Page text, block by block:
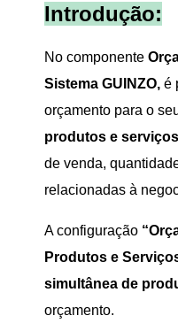
Introdução:
No componente
Sistema GUINZO, é
orçamento para o
produtos e serviços
de venda,
relacionadas à
A configuração
Produtos e
simultânea de
orçamento.